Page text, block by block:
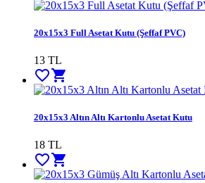
20x15x3 Full Asetat Kutu (Şeffaf PVC)
13 TL
favorite_bordershopping_cart
20x15x3 Altın Altı Kartonlu Asetat Kutu
18 TL
favorite_bordershopping_cart